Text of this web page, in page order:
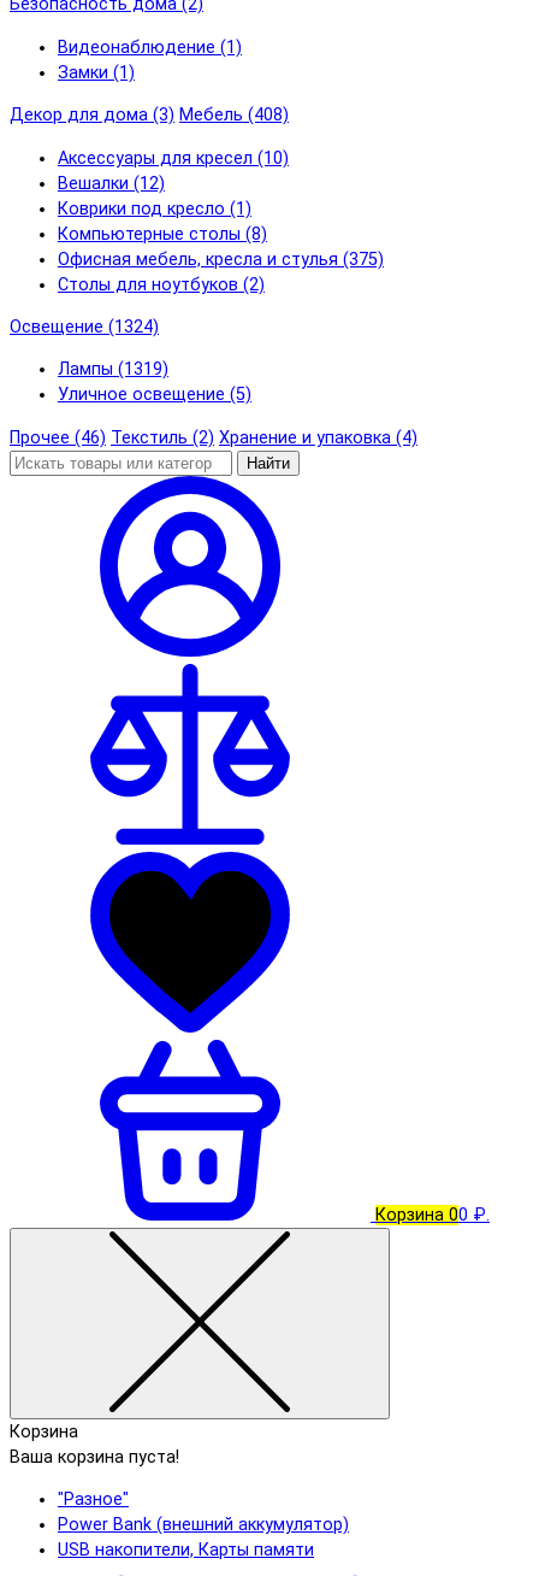
Безопасность дома (2)
Видеонаблюдение (1)
Замки (1)
Декор для дома (3) Мебель (408)
Аксессуары для кресел (10)
Вешалки (12)
Коврики под кресло (1)
Компьютерные столы (8)
Офисная мебель, кресла и стулья (375)
Столы для ноутбуков (2)
Освещение (1324)
Лампы (1319)
Уличное освещение (5)
Прочее (46) Текстиль (2) Хранение и упаковка (4)
Найти
Корзина 00 ₽.
Корзина
Ваша корзина пуста!
"Разное"
Power Bank (внешний аккумулятор)
USB накопители, Карты памяти